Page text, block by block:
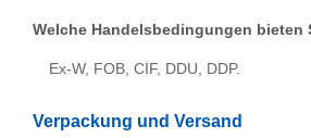
Welche Handelsbedingungen bieten
Ex-W, FOB, CIF, DDU, DDP.
Verpackung und Versand